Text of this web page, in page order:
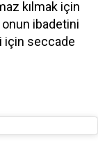
kılmak için
ibadetini
için seccade